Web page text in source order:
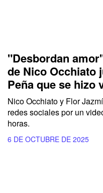
"Desbordan
de Nico Occhiato
Peña que se hizo
Nico Occhiato y Flor
redes sociales por un
horas.
6 DE OCTUBRE DE 2025